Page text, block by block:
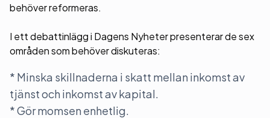
behöver reformeras.
I ett debattinlägg i Dagens Nyheter presenterar de sex
områden som behöver diskuteras:
* Minska skillnaderna i skatt mellan inkomst av
tjänst och inkomst av kapital.
* Gör momsen enhetlig.